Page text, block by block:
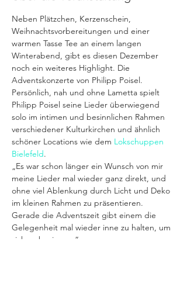
Neben Plätzchen, Kerzenschein,
Weihnachtsvorbereitungen und einer
warmen Tasse Tee an einem langen
Winterabend, gibt es diesen Dezember
noch ein weiteres Highlight. Die
Adventskonzerte von Philipp Poisel.
Persönlich, nah und ohne Lametta spielt
Philipp Poisel seine Lieder überwiegend
solo im intimen und besinnlichen Rahmen
verschiedener Kulturkirchen und ähnlich
schöner Locations wie dem Lokschuppen
Bielefeld.
„Es war schon länger ein Wunsch von mir
meine Lieder mal wieder ganz direkt, und
ohne viel Ablenkung durch Licht und Deko
im kleinen Rahmen zu präsentieren.
Gerade die Adventszeit gibt einem die
Gelegenheit mal wieder inne zu halten, um
sich zu besinnen.”